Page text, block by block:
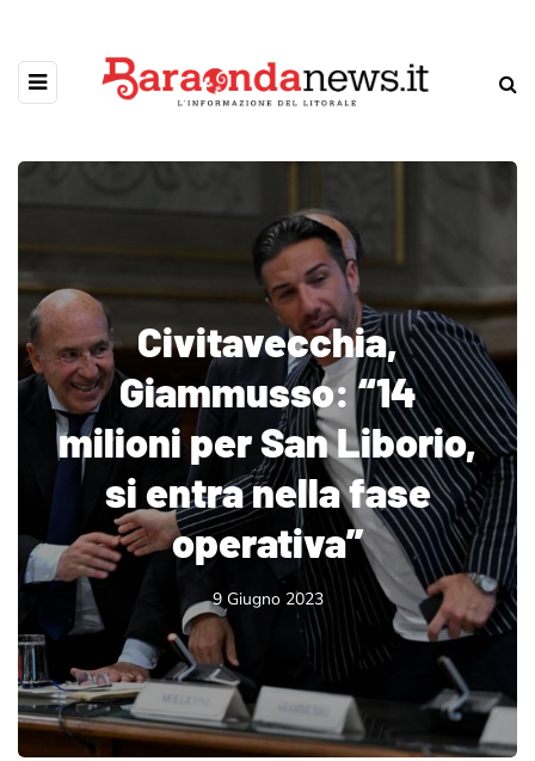
Civitavecchia,
Giammusso: “14
milioni per San Liborio,
si entra nella fase
operativa”
9 Giugno 2023